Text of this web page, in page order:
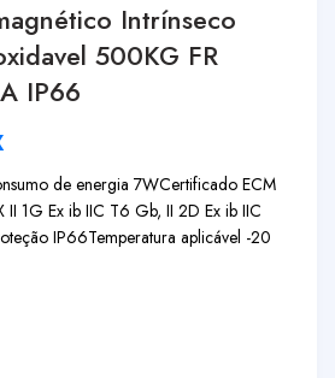
Intrínseco
500KG FR
IP66
de energia 7WCertificado ECM
II 1G Ex ib IIC T6 Gb, II 2D Ex ib IIC
IP66Temperatura aplicável -20